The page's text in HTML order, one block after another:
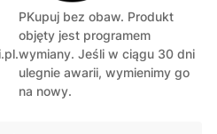
PKupuj bez obaw. Produkt
objęty jest programem
wymiany. Jeśli w ciągu 30 dni
ulegnie awarii, wymienimy go
na nowy.